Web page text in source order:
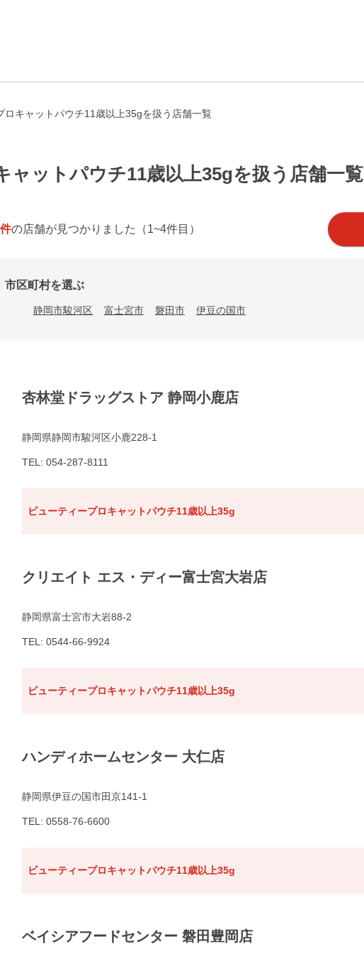
ロキャットパウチ11歳以上35gを扱う店舗一覧
ャットパウチ11歳以上35gを扱う店舗一覧
件の店舗が見つかりました （1~4件目）
市区町村を選ぶ
静岡市駿河区 富士宮市 磐田市 伊豆の国市
杏林堂ドラッグストア 静岡小鹿店
静岡県静岡市駿河区小鹿228-1
TEL: 054-287-8111
ビューティープロキャットパウチ11歳以上35g
クリエイト エス・ディー富士宮大岩店
静岡県富士宮市大岩88-2
TEL: 0544-66-9924
ビューティープロキャットパウチ11歳以上35g
ハンディホームセンター 大仁店
静岡県伊豆の国市田京141-1
TEL: 0558-76-6600
ビューティープロキャットパウチ11歳以上35g
ベイシアフードセンター 磐田豊岡店